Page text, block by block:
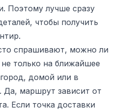
Поэтому лучше сразу
чтобы получить
спрашивают, можно ли
не только на ближайшее
домой или в
Да, маршрут зависит от
Если точка доставки